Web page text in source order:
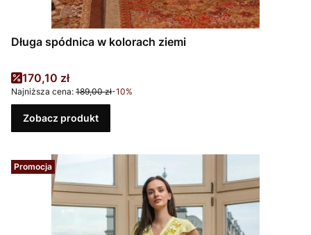
Długa spódnica w kolorach ziemi
Cena promocyjna
170,10 zł
Najniższa cena: 189,00 zł-10%
Zobacz produkt
Promocja